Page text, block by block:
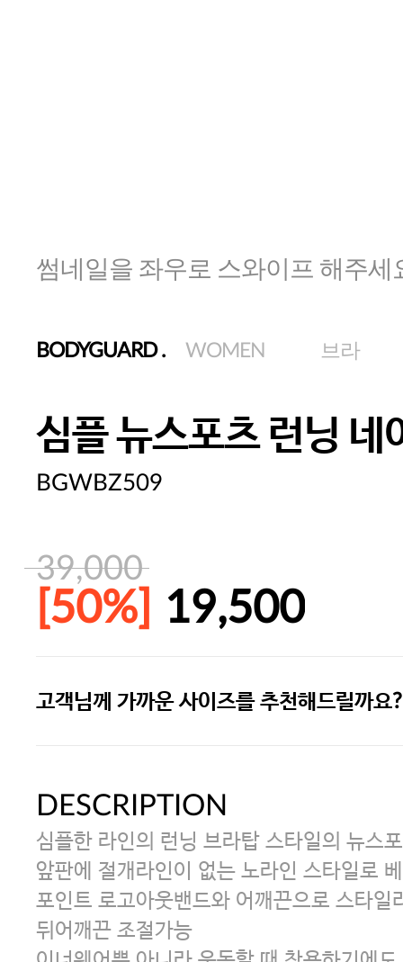
썸네일을 좌우로 스와이프 해주세
BODYGUARD. WOMEN 브라
심플 뉴스포츠 런닝 네
BGWBZ509
39,000
[50%] 19,500
[썸머블프] 1만원 할인 쿠폰(8.1~31)
고객님께 가까운 사이즈를 추천해드릴까요?
DESCRIPTION
심플한 라인의 런닝 브라탑 스타일의 뉴스
앞판에 절개라인이 없는 노라인 스타일로
포인트 로고아웃밴드와 어깨끈으로 스타일
뒤어깨끈 조절가능